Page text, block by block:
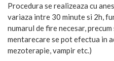
Procedura se realizeaza cu
variaza intre 30 minute si 2h,
numarul de fire necesar,
mentarecare se pot efectua in
mezoterapie, vampir etc.)